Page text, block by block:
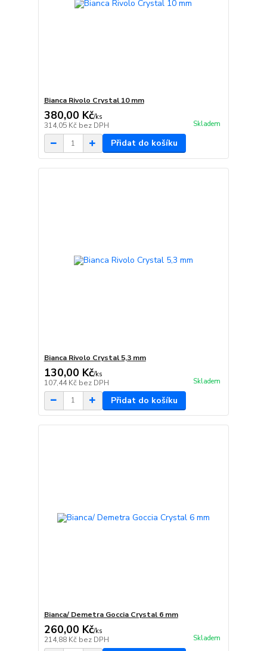
Bianca Rivolo Crystal 10 mm
380,00 Kč/ks
314,05 Kč bez DPH Skladem
Přidat do košíku
Bianca Rivolo Crystal 5,3 mm
130,00 Kč/ks
107,44 Kč bez DPH Skladem
Přidat do košíku
Bianca/ Demetra Goccia Crystal 6 mm
260,00 Kč/ks
214,88 Kč bez DPH Skladem